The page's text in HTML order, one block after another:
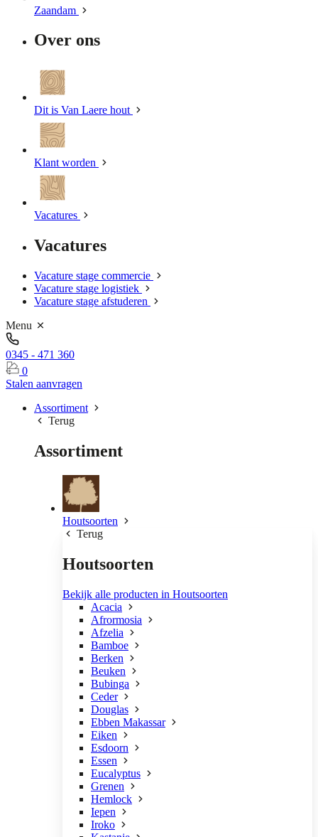
Zaandam
Over ons
Dit is Van Laere hout
Klant worden
Vacatures
Vacatures
Vacature stage commercie
Vacature stage logistiek
Vacature stage afstuderen
Menu
0345 - 471 360
0
Stalen aanvragen
Assortiment
Terug
Assortiment
Houtsoorten
Terug
Houtsoorten
Bekijk alle producten in Houtsoorten
Acacia
Afrormosia
Afzelia
Bamboe
Berken
Beuken
Bubinga
Ceder
Douglas
Ebben Makassar
Eiken
Esdoorn
Essen
Eucalyptus
Grenen
Hemlock
Iepen
Iroko